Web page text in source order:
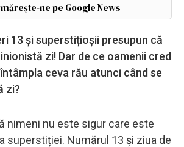
ne pe Google News
13 și superstițioșii presupun că
zi! Dar de ce oamenii cred
ceva rău atunci când se
zi?
nimeni nu este sigur care este
superstiției. Numărul 13 și ziua de